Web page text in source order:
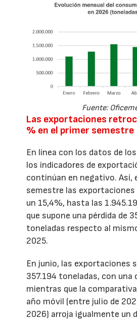
Fuente:
Las exportaciones
% en el primer semestre
En línea con los datos de
los indicadores de
continúan en negativo. Así,
semestre las
un 15,4%, hasta las
que supone una pérdida de
toneladas respecto al
2025.
En junio, las exportaciones
357.194 toneladas, con una
mientras que la
año móvil (entre julio de
2026) arroja igualmente un